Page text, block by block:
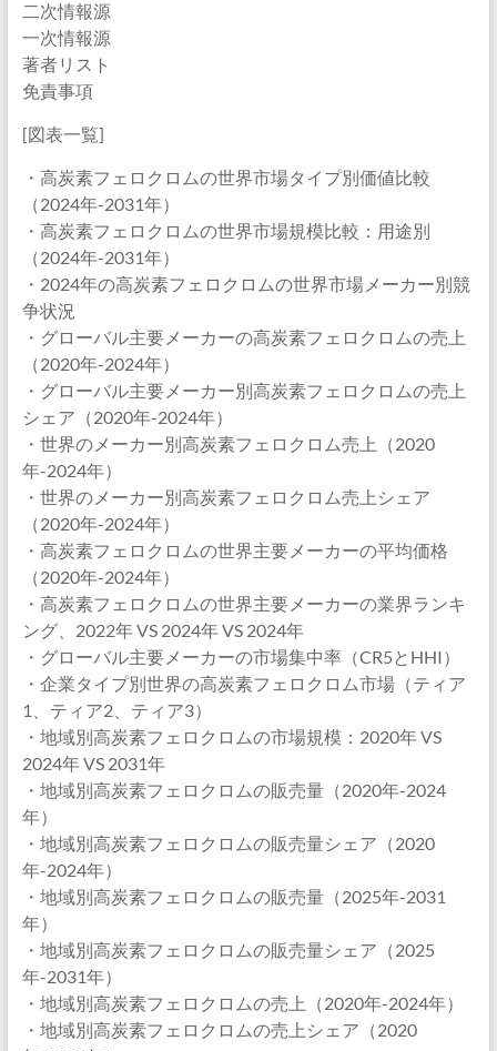
二次情報源
一次情報源
著者リスト
免責事項
[図表一覧]
・高炭素フェロクロムの世界市場タイプ別価値比較
（2024年-2031年）
・高炭素フェロクロムの世界市場規模比較：用途別
（2024年-2031年）
・2024年の高炭素フェロクロムの世界市場メーカー別競
争状況
・グローバル主要メーカーの高炭素フェロクロムの売上
（2020年-2024年）
・グローバル主要メーカー別高炭素フェロクロムの売上
シェア（2020年-2024年）
・世界のメーカー別高炭素フェロクロム売上（2020
年-2024年）
・世界のメーカー別高炭素フェロクロム売上シェア
（2020年-2024年）
・高炭素フェロクロムの世界主要メーカーの平均価格
（2020年-2024年）
・高炭素フェロクロムの世界主要メーカーの業界ランキ
ング、2022年 VS 2024年 VS 2024年
・グローバル主要メーカーの市場集中率（CR5とHHI）
・企業タイプ別世界の高炭素フェロクロム市場（ティア
1、ティア2、ティア3）
・地域別高炭素フェロクロムの市場規模：2020年 VS
2024年 VS 2031年
・地域別高炭素フェロクロムの販売量（2020年-2024
年）
・地域別高炭素フェロクロムの販売量シェア（2020
年-2024年）
・地域別高炭素フェロクロムの販売量（2025年-2031
年）
・地域別高炭素フェロクロムの販売量シェア（2025
年-2031年）
・地域別高炭素フェロクロムの売上（2020年-2024年）
・地域別高炭素フェロクロムの売上シェア（2020